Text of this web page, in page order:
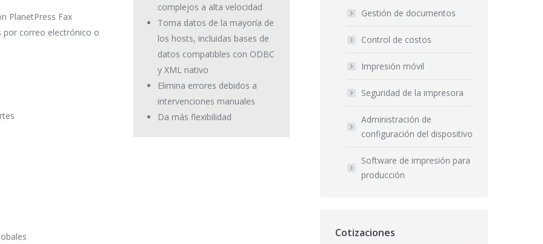
PlanetPress Fax
por correo electrónico o
complejos a alta velocidad
Toma datos de la mayoría de
los hosts, incluidas bases de
datos compatibles con ODBC
y XML nativo
Elimina errores debidos a
intervenciones manuales
Da más flexibilidad
Gestión de documentos
Control de costos
Impresión móvil
Seguridad de la impresora
Administración de
configuración del dispositivo
Software de impresión para
producción
Cotizaciones